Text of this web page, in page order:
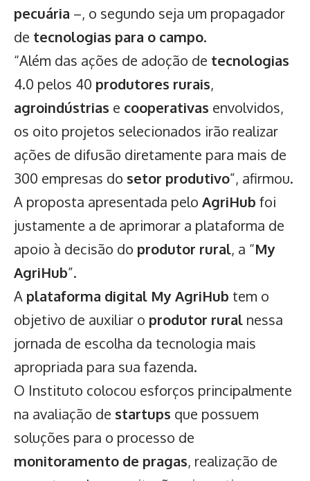
pecuária –, o segundo seja um propagador
de tecnologias para o campo.
“Além das ações de adoção de tecnologias
4.0 pelos 40 produtores rurais,
agroindústrias e cooperativas envolvidos,
os oito projetos selecionados irão realizar
ações de difusão diretamente para mais de
300 empresas do setor produtivo”, afirmou.
A proposta apresentada pelo AgriHub foi
justamente a de aprimorar a plataforma de
apoio à decisão do produtor rural, a “My
AgriHub”.
A plataforma digital My AgriHub tem o
objetivo de auxiliar o produtor rural nessa
jornada de escolha da tecnologia mais
apropriada para sua fazenda.
O Instituto colocou esforços principalmente
na avaliação de startups que possuem
soluções para o processo de
monitoramento de pragas, realização de